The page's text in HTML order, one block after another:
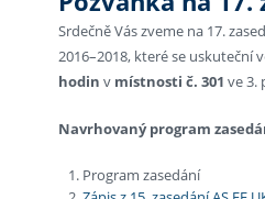
Absolventi fakulty
Vyjíždějící zaměstnanci
Srdečně Vás zveme na 17.
2016–2018, které se uskuteční
hodin v místnosti č. 301 ve 3.
Navrhovaný program
Program zasedání